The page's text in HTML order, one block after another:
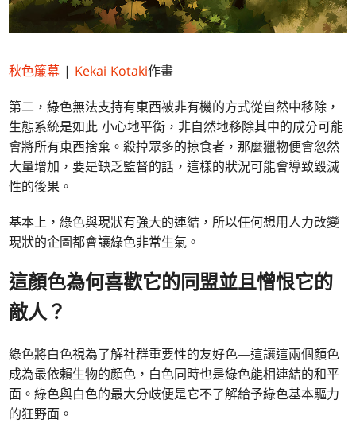
秋色簾幕 | Kekai Kotaki作畫
第二，綠色無法支持有東西被非有機的方式從自然中移除，
生態系統是如此 小心地平衡，非自然地移除其中的成分可能
會將所有東西捨棄。殺掉眾多的掠食者，那麼獵物便會忽然
大量增加，要是缺乏監督的話，這樣的狀況可能會導致毀滅
性的後果。
基本上，綠色與現狀有強大的連結，所以任何想用人力改變
現狀的企圖都會讓綠色非常生氣。
這顏色為何喜歡它的同盟並且憎恨它的
敵人？
綠色將白色視為了解社群重要性的友好色—這讓這兩個顏色
成為最依賴生物的顏色，白色同時也是綠色能相連結的和平
面。綠色與白色的最大分歧便是它不了解給予綠色基本驅力
的狂野面。